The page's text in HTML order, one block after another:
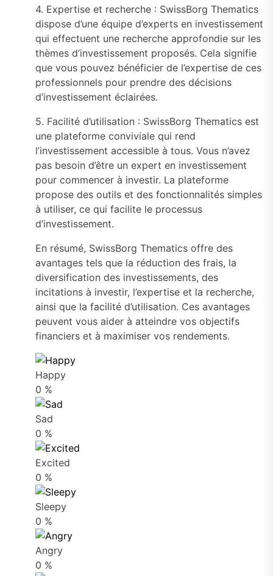
4. Expertise et recherche : SwissBorg Thematics
dispose d’une équipe d’experts en investissement
qui effectuent une recherche approfondie sur les
thèmes d’investissement proposés. Cela signifie
que vous pouvez bénéficier de l’expertise de ces
professionnels pour prendre des décisions
d’investissement éclairées.
5. Facilité d’utilisation : SwissBorg Thematics est
une plateforme conviviale qui rend
l’investissement accessible à tous. Vous n’avez
pas besoin d’être un expert en investissement
pour commencer à investir. La plateforme
propose des outils et des fonctionnalités simples
à utiliser, ce qui facilite le processus
d’investissement.
En résumé, SwissBorg Thematics offre des
avantages tels que la réduction des frais, la
diversification des investissements, des
incitations à investir, l’expertise et la recherche,
ainsi que la facilité d’utilisation. Ces avantages
peuvent vous aider à atteindre vos objectifs
financiers et à maximiser vos rendements.
Happy
0 %
Sad
0 %
Excited
0 %
Sleepy
0 %
Angry
0 %